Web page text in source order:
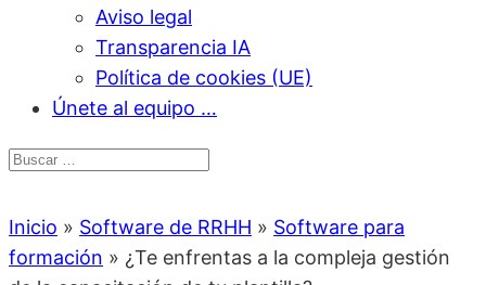
Aviso legal
Transparencia IA
Política de cookies (UE)
Únete al equipo …
Inicio » Software de RRHH » Software para
formación » ¿Te enfrentas a la compleja gestión